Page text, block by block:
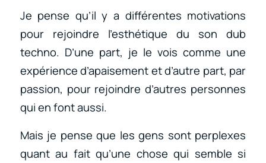
Je pense qu’il y a différentes motivations
pour rejoindre l’esthétique du son dub
techno. D’une part, je le vois comme une
expérience d’apaisement et d’autre part, par
passion, pour rejoindre d’autres personnes
qui en font aussi.
Mais je pense que les gens sont perplexes
quant au fait qu’une chose qui semble si